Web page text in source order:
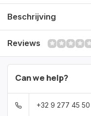
Beschrijving
Reviews
Can we help?
+32 9 277 45 50